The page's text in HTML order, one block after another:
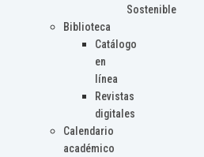
Sostenible
Biblioteca
Catálogo
en
línea
Revistas
digitales
Calendario
académico